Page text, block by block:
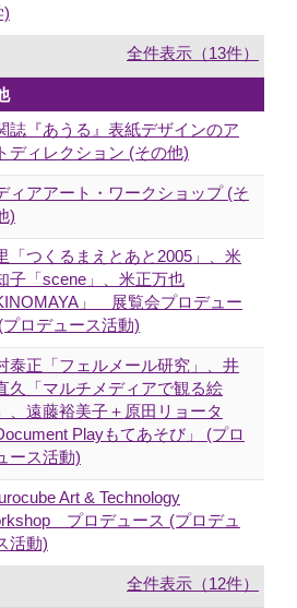
)
全件表示（13件）
誌『あうる』表紙デザインのア
ディレクション (その他)
ィアアート・ワークショップ (そ
)
「つくるまえとあと2005」、米
子「scene」、米正万也
」 展覧会プロデュー
プロデュース活動)
泰正「フェルメール研究」、井
久「マルチメディアで観る絵
、遠藤裕美子＋原田リョータ
Playもてあそび」 (プロ
ース活動)
Art & Technology
プロデュース (プロデュ
活動)
全件表示（12件）